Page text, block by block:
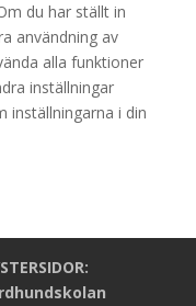
du har ställt in
användning av
alla funktioner
inställningar
inställningarna i din